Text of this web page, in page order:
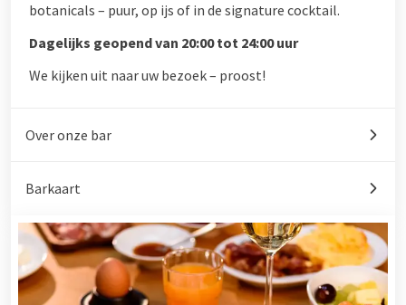
botanicals – puur, op ijs of in de signature cocktail.
Dagelijks geopend van 20:00 tot 24:00 uur
We kijken uit naar uw bezoek – proost!
Over onze bar
Barkaart